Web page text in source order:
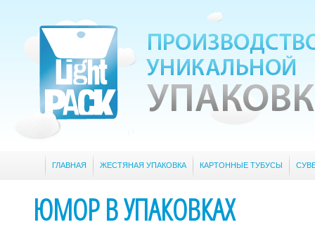
ГЛАВНАЯ ЖЕСТЯНАЯ УПАКОВКА КАРТОННЫЕ ТУБУСЫ
ЮМОР В УПАКОВКАХ